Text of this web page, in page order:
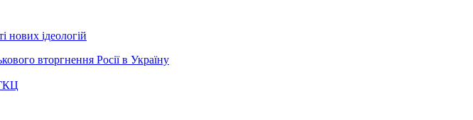
ідеологій
вторгнення Росії в Україну